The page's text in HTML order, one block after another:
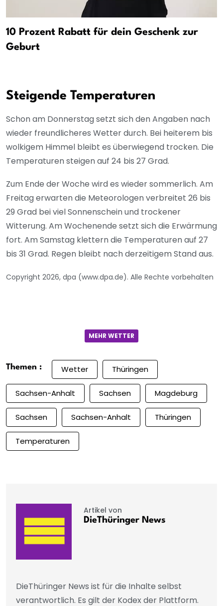
10 Prozent Rabatt für dein Geschenk zur
Geburt
Steigende Temperaturen
Schon am Donnerstag setzt sich den Angaben nach
wieder freundlicheres Wetter durch. Bei heiterem bis
wolkigem Himmel bleibt es überwiegend trocken. Die
Temperaturen steigen auf 24 bis 27 Grad.
Zum Ende der Woche wird es wieder sommerlich. Am
Freitag erwarten die Meteorologen verbreitet 26 bis
29 Grad bei viel Sonnenschein und trockener
Witterung. Am Wochenende setzt sich die Erwärmung
fort. Am Samstag klettern die Temperaturen auf 27
bis 31 Grad. Regen bleibt nach derzeitigem Stand aus.
Copyright 2026, dpa (www.dpa.de). Alle Rechte vorbehalten
MEHR WETTER
Themen : Wetter Thüringen
Sachsen-Anhalt Sachsen Magdeburg
Sachsen Sachsen-Anhalt Thüringen
Temperaturen
Artikel von
DieThüringer News
DieThüringer News ist für die Inhalte selbst
verantwortlich. Es gilt der Kodex der Plattform.